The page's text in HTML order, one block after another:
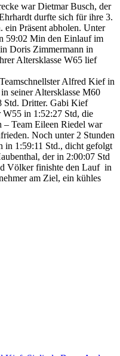
war Dietmar Busch, der
durfte sich für ihre 3.
Präsent abholen. Unter
59:02 Min den Einlauf im
Doris Zimmermann in
Altersklasse W65 lief
Alfred Kief in
seiner Altersklasse M60
Std. Dritter. Gabi Kief
W55 in 1:52:27 Std, die
Team Eileen Riedel war
Noch unter 2 Stunden
in 1:59:11 Std., dicht gefolgt
der in 2:00:07 Std
Völker finishte den Lauf in
am Ziel, ein kühles